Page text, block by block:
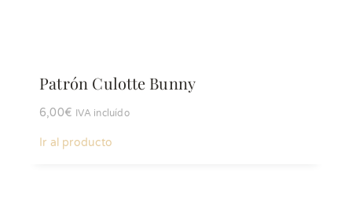
Patrón Culotte Bunny
6,00€ IVA incluído
Ir al producto